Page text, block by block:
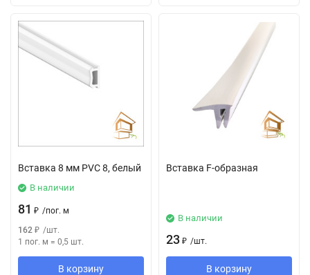
Вставка 8 мм PVC 8, белый
В наличии
81 ₽ /пог. м
162 ₽ /шт.
1 пог. м = 0,5 шт.
В корзину
Вставка F-образная
В наличии
23 ₽ /шт.
В корзину